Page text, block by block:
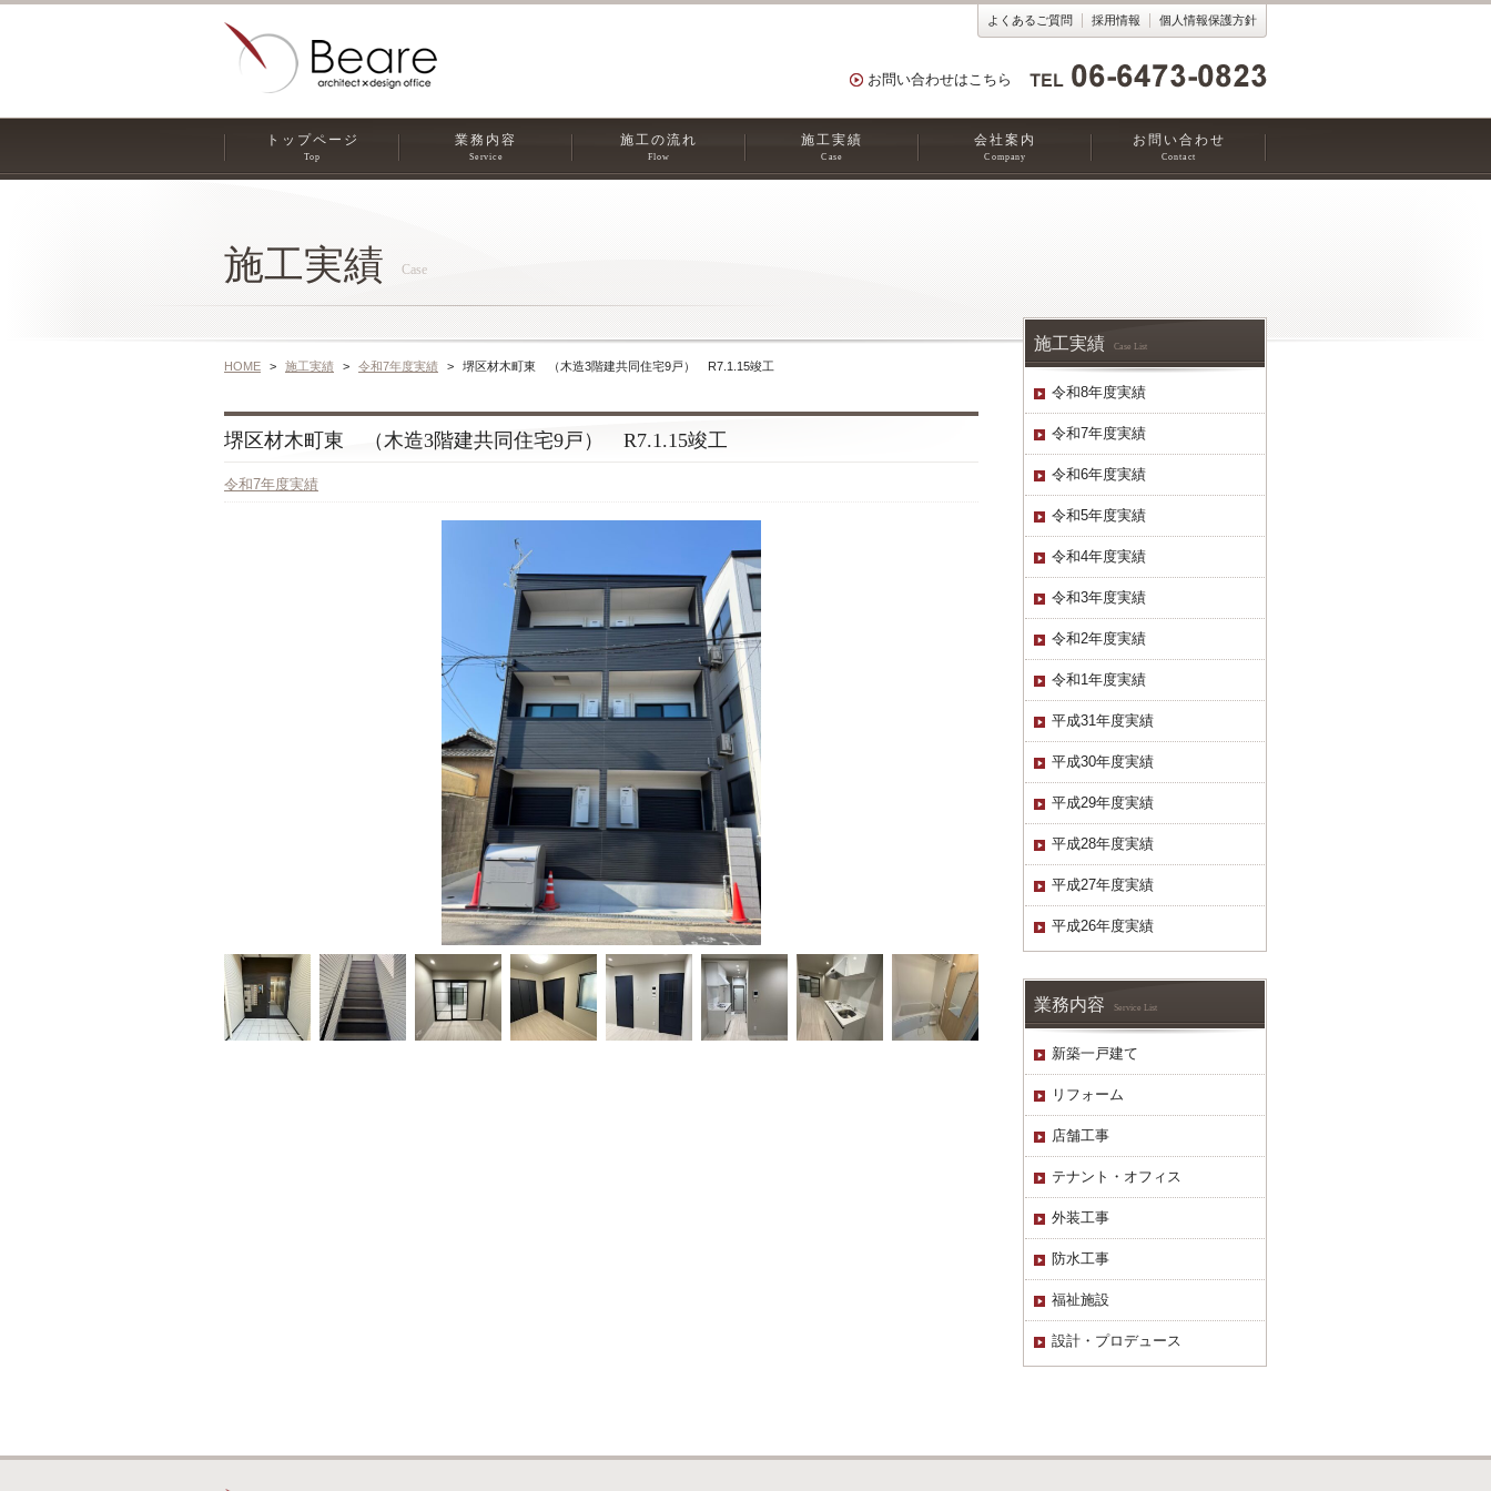
よくあるご質問 採用情報 個人情報保護方針
お問い合わせはこちら
トップページ
Top
業務内容
Service
施工の流れ
Flow
施工実績
Case
会社案内
Company
お問い合わせ
Contact
施工実績 Case
HOME 施工実績 令和7年度実績 堺区材木町東 （木造3階建共同住宅9戸） R7.1.15竣工
堺区材木町東 （木造3階建共同住宅9戸） R7.1.15竣工
令和7年度実績
施工実績 Case List
令和8年度実績
令和7年度実績
令和6年度実績
令和5年度実績
令和4年度実績
令和3年度実績
令和2年度実績
令和1年度実績
平成31年度実績
平成30年度実績
平成29年度実績
平成28年度実績
平成27年度実績
平成26年度実績
業務内容 Service List
新築一戸建て
リフォーム
店舗工事
テナント・オフィス
外装工事
防水工事
福祉施設
設計・プロデュース